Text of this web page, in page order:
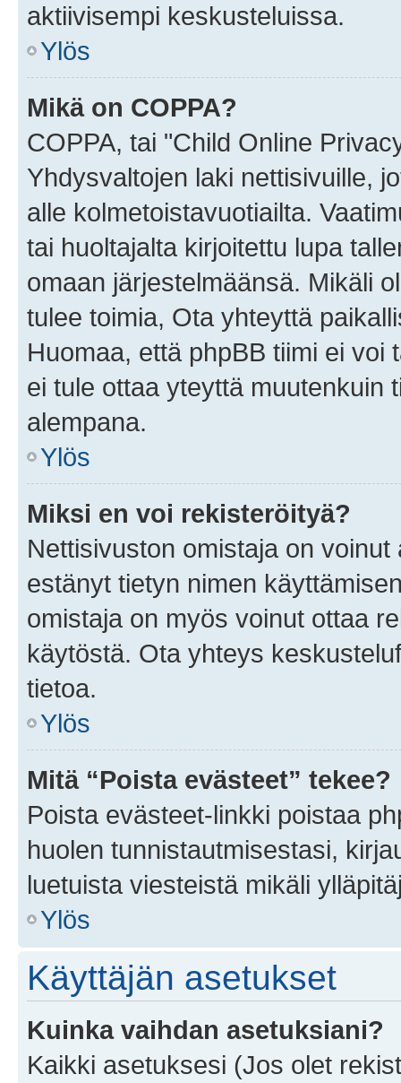
aktiivisempi keskusteluissa.
Ylös
Mikä on COPPA?
COPPA, tai "Child Online
Yhdysvaltojen laki nettisivuille,
alle kolmetoistavuotiailta.
tai huoltajalta kirjoitettu lupa
omaan järjestelmäänsä. Mikäli
tulee toimia, Ota yhteyttä
Huomaa, että phpBB tiimi ei
ei tule ottaa yteyttä muutenkuin
alempana.
Ylös
Miksi en voi rekisteröityä?
Nettisivuston omistaja on
estänyt tietyn nimen
omistaja on myös voinut ottaa
käytöstä. Ota yhteys
tietoa.
Ylös
Mitä “Poista evästeet” tekee?
Poista evästeet-linkki poistaa
huolen tunnistautmisestasi,
luetuista viesteistä mikäli
Ylös
Käyttäjän asetukset
Kuinka vaihdan asetuksiani?
Kaikki asetuksesi (Jos olet